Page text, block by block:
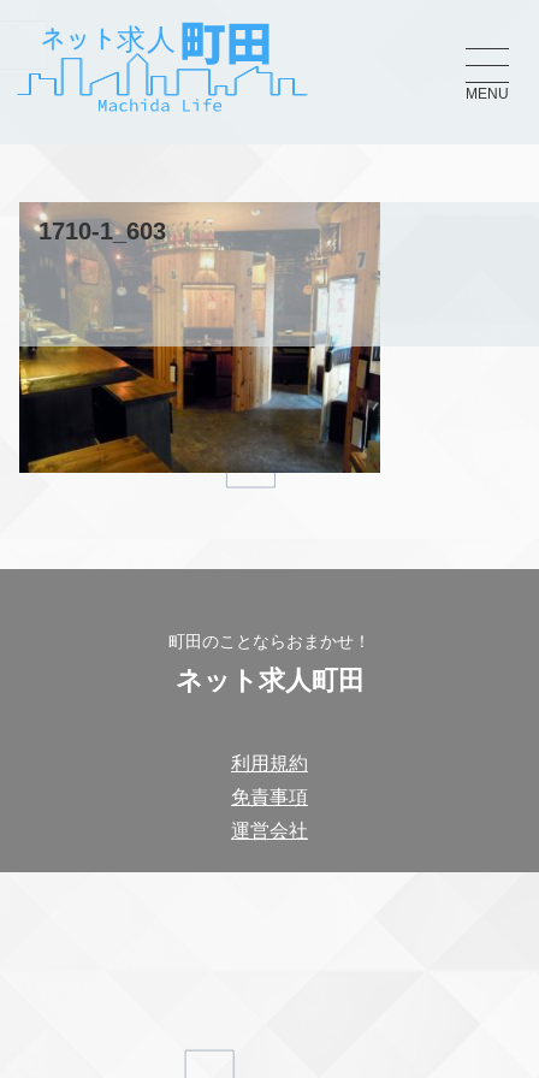
MENU
1710-1_603
町田のことならおまかせ！
ネット求人町田
利用規約
免責事項
運営会社